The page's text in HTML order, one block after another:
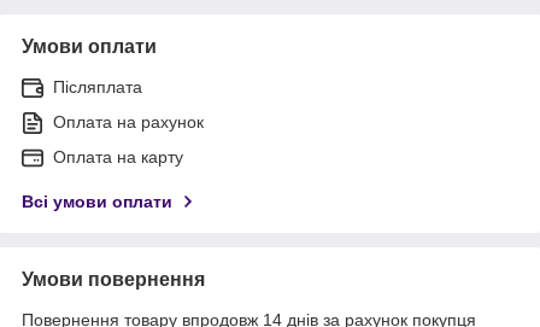
Умови оплати
Післяплата
Оплата на рахунок
Оплата на карту
Всі умови оплати
Умови повернення
Повернення товару впродовж 14 днів за рахунок покупця